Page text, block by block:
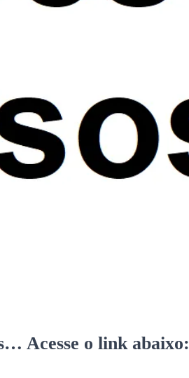
Acesse o link abaixo: